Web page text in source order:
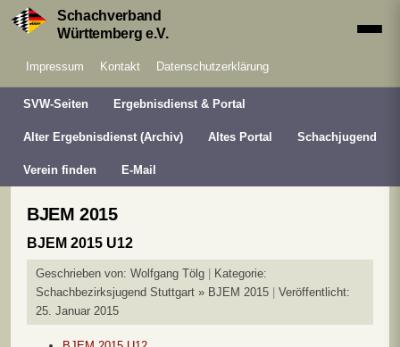
Schachverband
Württemberg e.V.
Impressum Kontakt Datenschutzerklärung
SVW-Seiten Ergebnisdienst & Portal
Alter Ergebnisdienst (Archiv) Altes Portal Schachjugend
Verein finden E-Mail
BJEM 2015
BJEM 2015 U12
Geschrieben von: Wolfgang Tölg
Kategorie:
Schachbezirksjugend Stuttgart » BJEM 2015
Veröffentlicht:
25. Januar 2015